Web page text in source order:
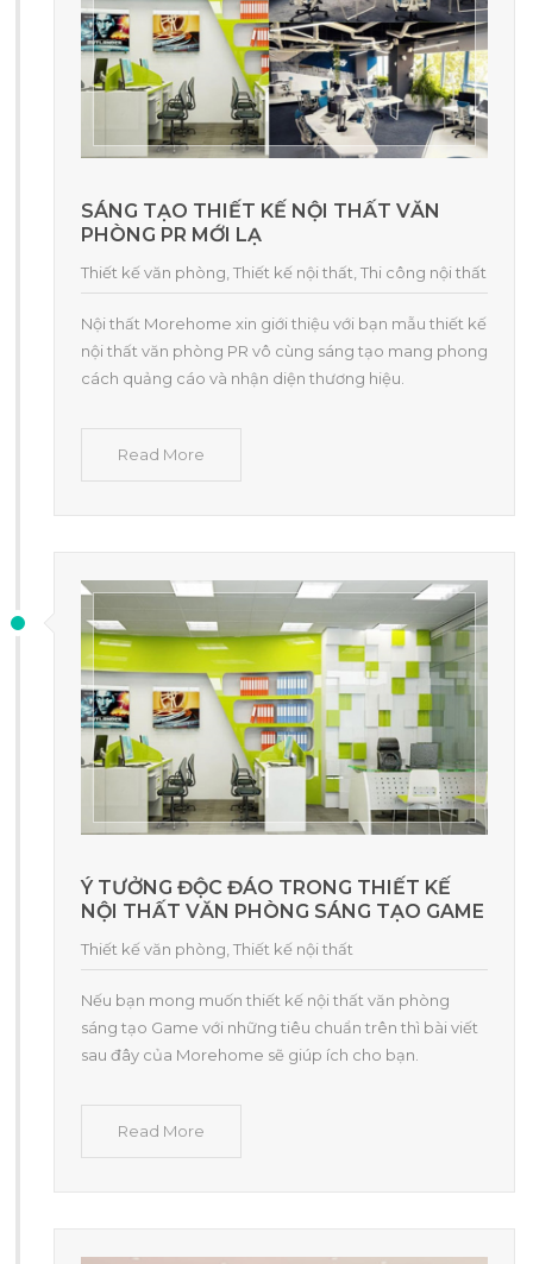
SÁNG TẠO THIẾT KẾ NỘI THẤT VĂN
PHÒNG PR MỚI LẠ
Thiết kế văn phòng Thiết kế nội thất Thi công nội thất
Nội thất Morehome xin giới thiệu với bạn mẫu thiết kế
nội thất văn phòng PR vô cùng sáng tạo mang phong
cách quảng cáo và nhận diện thương hiệu.
Read More
Ý TƯỞNG ĐỘC ĐÁO TRONG THIẾT KẾ
NỘI THẤT VĂN PHÒNG SÁNG TẠO GAME
Thiết kế văn phòng Thiết kế nội thất
Nếu bạn mong muốn thiết kế nội thất văn phòng
sáng tạo Game với những tiêu chuẩn trên thì bài viết
sau đây của Morehome sẽ giúp ích cho bạn.
Read More